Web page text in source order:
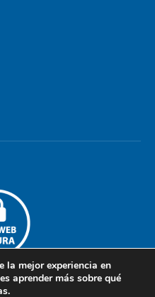
la mejor experiencia en
aprender más sobre qué